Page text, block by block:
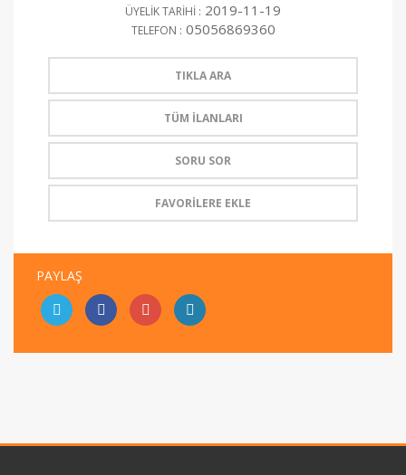
ÜYELİK TARİHİ : 2019-11-19
TELEFON : 05056869360
TIKLA ARA
TÜM İLANLARI
SORU SOR
FAVORİLERE EKLE
PAYLAŞ